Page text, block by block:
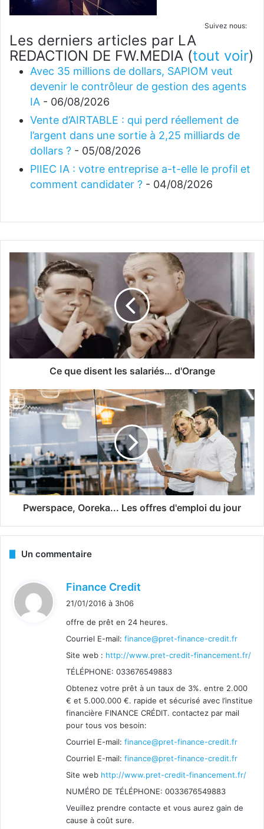
Suivez nous:
Les derniers articles par LA
REDACTION DE FW.MEDIA (tout voir)
Avec 35 millions de dollars, SAPIOM veut
devenir le contrôleur de gestion des agents
IA - 06/08/2026
Vente d’AIRTABLE : qui perd réellement de
l’argent dans une sortie à 2,25 milliards de
dollars ? - 05/08/2026
PIIEC IA : votre entreprise a-t-elle le profil et
comment candidater ? - 04/08/2026
Ce que disent les salariés… d'Orange
Pwerspace, Ooreka... Les offres d'emploi du jour
Un commentaire
Finance Credit
:
21/01/2016 à 3h06
offre de prêt en 24 heures.
Courriel E-mail: finance@pret-finance-credit.fr
Site web : http://www.pret-credit-financement.fr/
TÉLÉPHONE: 033676549883
Obtenez votre prêt à un taux de 3%. entre 2.000
€ et 5.000.000 €. rapide et sécurisé avec l’institue
financière FINANCE CRÉDIT. contactez par mail
pour tous vos besoin:
Courriel E-mail: finance@pret-finance-credit.fr
Courriel E-mail: finance@pret-finance-credit.fr
Site web http://www.pret-credit-financement.fr/
NUMÉRO DE TÉLÉPHONE: 0033676549883
Veuillez prendre contacte et vous aurez gain de
cause à coût sure.